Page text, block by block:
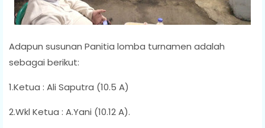
Adapun susunan Panitia lomba turnamen adalah
sebagai berikut:
1.Ketua : Ali Saputra (10.5 A)
2.Wkl Ketua : A.Yani (10.12 A).